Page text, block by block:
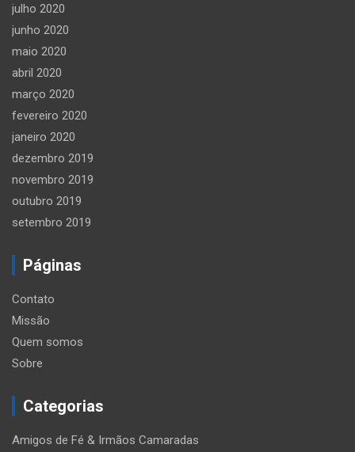
julho 2020
junho 2020
maio 2020
abril 2020
março 2020
fevereiro 2020
janeiro 2020
dezembro 2019
novembro 2019
outubro 2019
setembro 2019
Páginas
Contato
Missão
Quem somos
Sobre
Categorias
Amigos de Fé & Irmãos Camaradas